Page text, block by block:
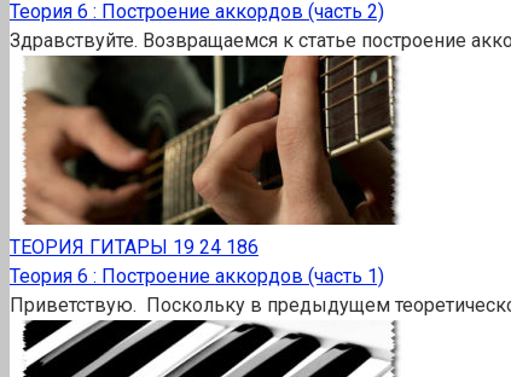
Теория 6 : Построение аккордов (часть 2)
Здравствуйте. Возвращаемся к статье построение
ТЕОРИЯ ГИТАРЫ 19 24 186
Теория 6 : Построение аккордов (часть 1)
Приветствую. Поскольку в предыдущем